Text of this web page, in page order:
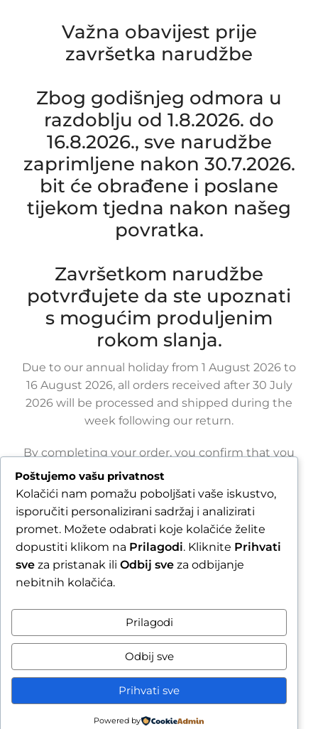
Važna obavijest prije
završetka narudžbe
Zbog godišnjeg odmora u
razdoblju od 1.8.2026. do
16.8.2026., sve narudžbe
zaprimljene nakon 30.7.2026.
bit će obrađene i poslane
tijekom tjedna nakon našeg
povratka.
Završetkom narudžbe
potvrđujete da ste upoznati
s mogućim produljenim
rokom slanja.
Due to our annual holiday from 1 August 2026 to
16 August 2026, all orders received after 30 July
2026 will be processed and shipped during the
week following our return.
By completing your order, you confirm that you
are aware of the possible extended shipping
time.
Zatvori obavijest / Close
Poštujemo vašu privatnost
Kolačići nam pomažu poboljšati vaše iskustvo,
isporučiti personalizirani sadržaj i analizirati
promet. Možete odabrati koje kolačiće želite
dopustiti klikom na Prilagodi. Kliknite Prihvati
sve za pristanak ili Odbij sve za odbijanje
nebitnih kolačića.
Prilagodi
Odbij sve
Prihvati sve
Powered by
Raskid ugovora